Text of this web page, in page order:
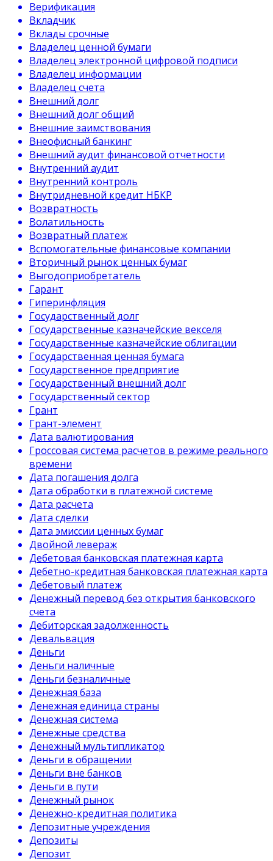
Верификация
Вкладчик
Вклады срочные
Владелец ценной бумаги
Владелец электронной цифровой подписи
Владелец информации
Владелец счета
Внешний долг
Внешний долг общий
Внешние заимствования
Внеофисный банкинг
Внешний аудит финансовой отчетности
Внутренний аудит
Внутренний контроль
Внутридневной кредит НБКР
Возвратность
Волатильность
Возвратный платеж
Вспомогательные финансовые компании
Вторичный рынок ценных бумаг
Выгодоприобретатель
Гарант
Гиперинфляция
Государственный долг
Государственные казначейские векселя
Государственные казначейские облигации
Государственная ценная бумага
Государственное предприятие
Государственный внешний долг
Государственный сектор
Грант
Грант-элемент
Дата валютирования
Гроссовая система расчетов в режиме реального
времени
Дата погашения долга
Дата обработки в платежной системе
Дата расчета
Дата сделки
Дата эмиссии ценных бумаг
Двойной левераж
Дебетовая банковская платежная карта
Дебетно-кредитная банковская платежная карта
Дебетовый платеж
Денежный перевод без открытия банковского
счета
Дебиторская задолженность
Девальвация
Деньги
Деньги наличные
Деньги безналичные
Денежная база
Денежная единица страны
Денежная система
Денежные средства
Денежный мультипликатор
Деньги в обращении
Деньги вне банков
Деньги в пути
Денежный рынок
Денежно-кредитная политика
Депозитные учреждения
Депозиты
Депозит